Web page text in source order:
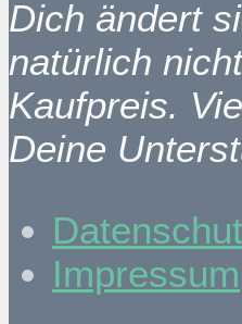
Dich ändert
natürlich
Kaufpreis.
Deine
Impressum